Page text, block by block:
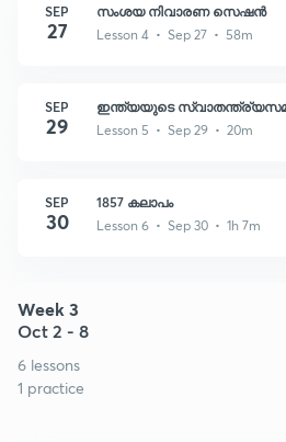
SEP
27
സംശയ നിവാരണ സെഷൻ
Lesson 4 • Sep 27 • 58m
SEP
29
ഇന്ത്യയുടെ സ്വാതന്ത്ര്യസമര
Lesson 5 • Sep 29 • 20m
SEP
30
1857 കലാപം
Lesson 6 • Sep 30 • 1h 7m
Week 3
Oct 2 - 8
6 lessons
1 practice